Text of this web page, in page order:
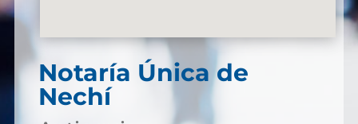
Notaría Única de
Nechí